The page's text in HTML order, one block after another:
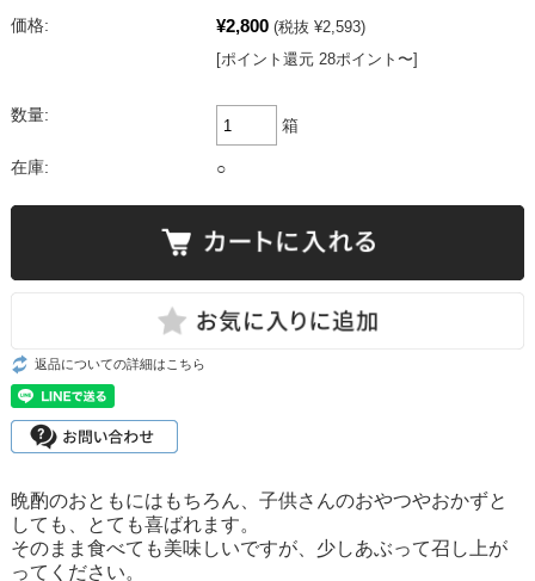
価格: ¥2,800 (税抜 ¥2,593)
[ポイント還元 28ポイント〜]
数量:
箱
在庫: ○
返品についての詳細はこちら
晩酌のおともにはもちろん、子供さんのおやつやおかずと
しても、とても喜ばれます。
そのまま食べても美味しいですが、少しあぶって召し上が
ってください。